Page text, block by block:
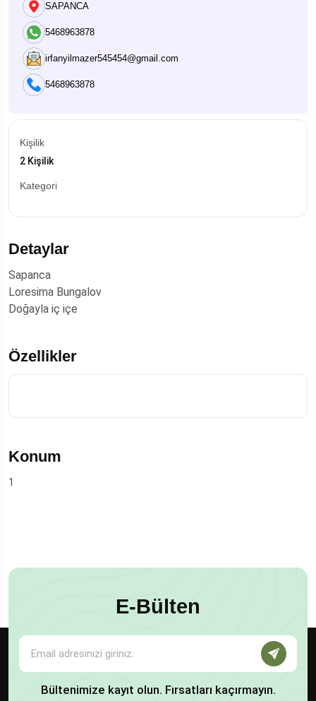
SAPANCA
5468963878
irfanyilmazer545454@gmail.com
5468963878
Kişilik
2 Kişilik
Kategori
Detaylar
Sapanca
Loresima Bungalov
Doğayla iç içe
Özellikler
Konum
1
E-Bülten
Bültenimize kayıt olun. Fırsatları kaçırmayın.